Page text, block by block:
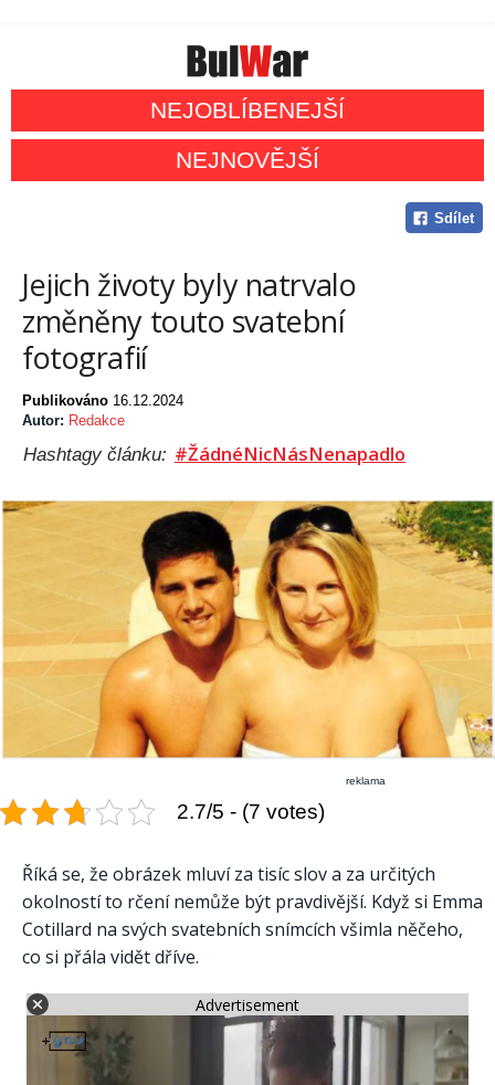
NEJOBLÍBENEJŠÍ
NEJNOVĚJŠÍ
Sdílet
Jejich životy byly natrvalo
změněny touto svatební
fotografií
Publikováno 16.12.2024
Autor: Redakce
Hashtagy článku: #ŽádnéNicNásNenapadlo
reklama
2.7/5 - (7 votes)
Říká se, že obrázek mluví za tisíc slov a za určitých
okolností to rčení nemůže být pravdivější. Když si Emma
Cotillard na svých svatebních snímcích všimla něčeho,
co si přála vidět dříve.
Advertisement